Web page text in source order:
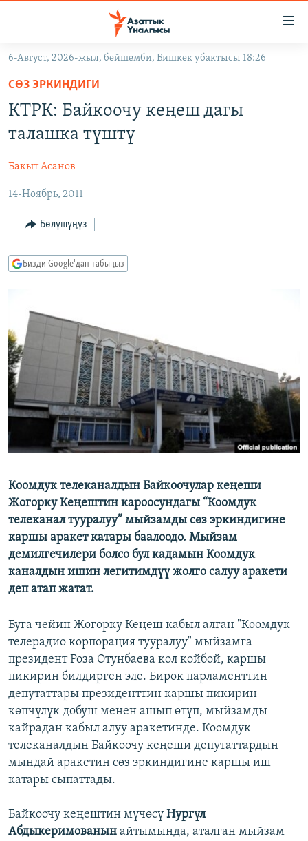
Навигацияга
өтүңүз
Издөөгө
салыңыз
ЭКОНОМИКА
МАДАНИЯТ
БОРБОР АЗИЯ
АТАЙЫН ИЛИКТӨӨ
ТВ ПРОГРАММАЛАР
БҮГҮН АЗАТТЫКТА
БИЗ ЖАНА ДҮЙНӨ
ЭЖЕ-СИҢДИЛЕР
АЗАТТЫК+
ЫҢГАЙСЫЗ СУРООЛОР
ПОДКАСТ
ӨЗГӨЧӨ ПИКИР
ОНЛАЙН ШЕРИНЕ
ЭЕ/АРнун бардык сайттары
6-Август, 2026-жыл, бейшемби, Бишкек убактысы 18:26
СӨЗ ЭРКИНДИГИ
КТРК: Байкоочу кеңеш дагы
талашка түштү
Бакыт Асанов
14-Ноябрь, 2011
Бөлүшүңүз
Бизди Google'дан табыңыз
Коомдук телеканалдын Байкоочулар кеңеши
Жогорку Кеңештин кароосундагы “Коомдук
телеканал тууралуу” мыйзамды сөз эркиндигине
каршы аракет катары баалоодо. Мыйзам
демилгечилери болсо бул кадамын Коомдук
каналдын ишин легитимдүү жолго салуу аракети
деп атап жатат.
Буга чейин Жогорку Кеңеш кабыл алган "Коомдук
телерадио корпорация тууралуу" мыйзамга
президент Роза Отунбаева кол койбой, каршы
пикирин билдирген эле. Бирок парламенттин
депутаттары президенттин каршы пикирин
көпчүлүк добуш менен ашып өтүп, мыйзамды
кайрадан кабыл алуу аракетинде. Коомдук
телеканалдын Байкоочу кеңеши депутаттардын
мындай аракетин сөз эркиндигине каршы иш
катары сыпаттады.
Байкоочу кеңештин мүчөсү Нургүл
Абдыкеримованын айтымында, аталган мыйзам